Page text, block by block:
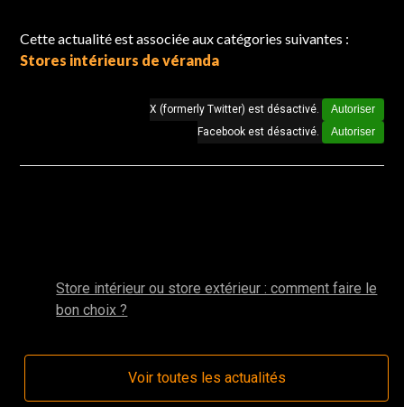
Cette actualité est associée aux catégories suivantes :
Stores intérieurs de véranda
X (formerly Twitter) est désactivé.
Autoriser
Facebook est désactivé.
Autoriser
Store intérieur ou store extérieur : comment faire le
bon choix ?
Voir toutes les actualités